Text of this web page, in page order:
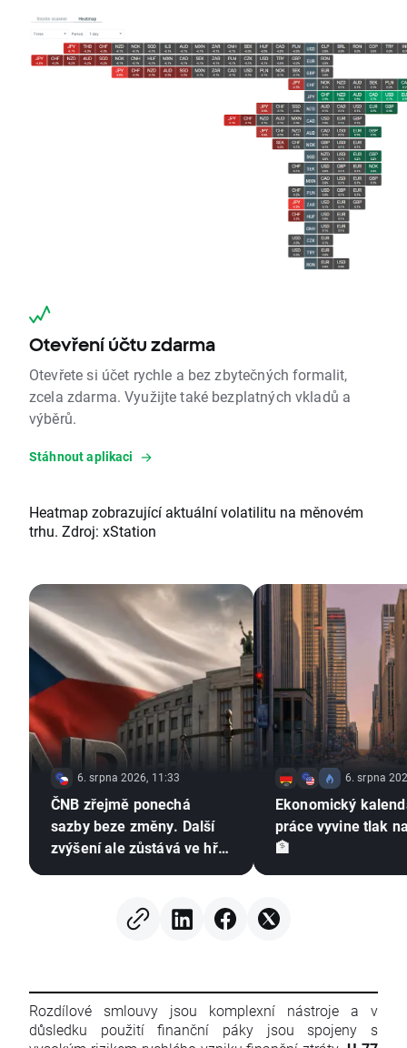
Otevření účtu zdarma
Otevřete si účet rychle a bez zbytečných formalit,
zcela zdarma. Využijte také bezplatných vkladů a
výběrů.
Stáhnout aplikaci
Heatmap zobrazující aktuální volatilitu na měnovém
trhu. Zdroj: xStation
6. srpna 2026, 11:33
ČNB zřejmě ponechá
sazby beze změny. Další
zvýšení ale zůstává ve hře
6. srpna
Ekonomický
práce vyvine tlak
🏦
Rozdílové smlouvy jsou komplexní nástroje a v
důsledku použití finanční páky jsou spojeny s